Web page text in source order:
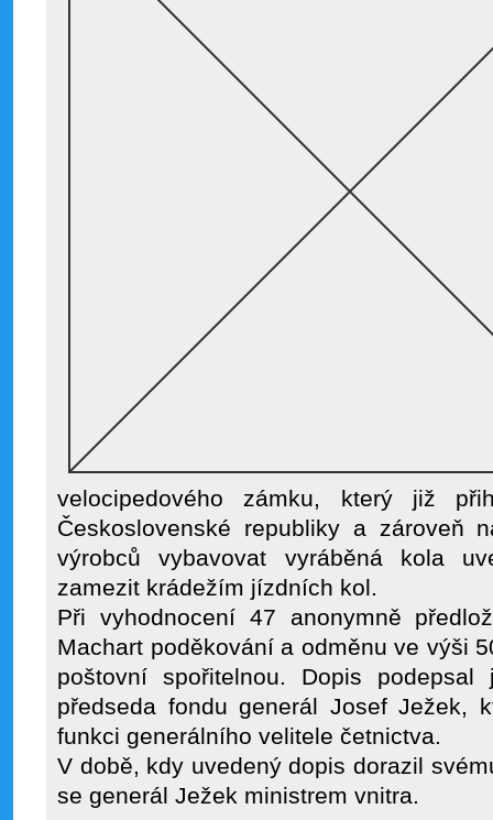
velocipedového zámku, který již
Československé republiky a zároveň
výrobců vybavovat vyráběná kola
zamezit krádežím jízdních kol.
Při vyhodnocení 47 anonymně
Machart poděkování a odměnu ve výši
poštovní spořitelnou. Dopis
předseda fondu generál Josef Ježek,
funkci generálního velitele četnictva.
V době, kdy uvedený dopis dorazil
se generál Ježek ministrem vnitra.